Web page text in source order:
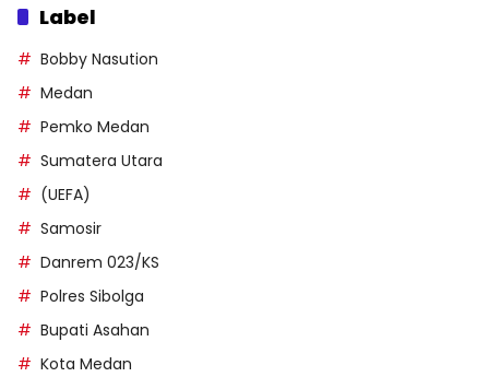
Label
Bobby Nasution
Medan
Pemko Medan
Sumatera Utara
(UEFA)
Samosir
Danrem 023/KS
Polres Sibolga
Bupati Asahan
Kota Medan